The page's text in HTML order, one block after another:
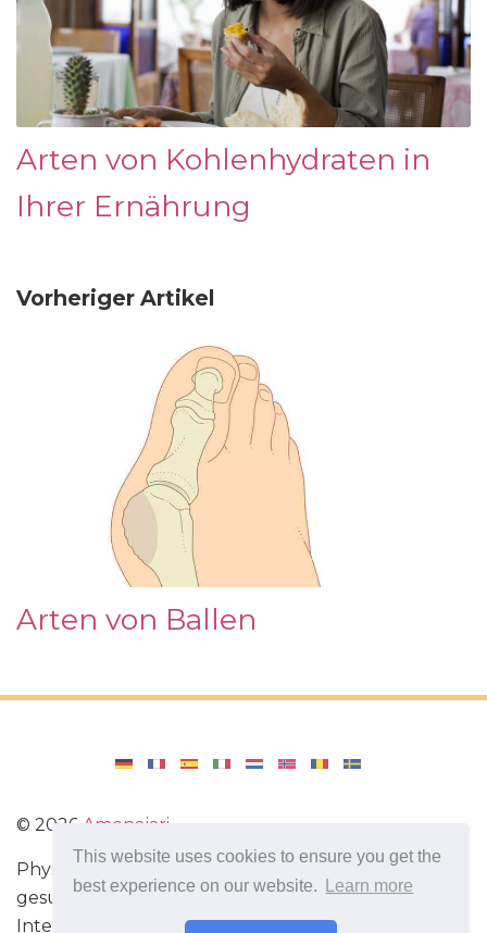
This website uses cookies to ensure you get the
best experience on our website.
Learn more
Arten von Kohlenhydraten in
Ihrer Ernährung
Vorheriger Artikel
Arten von Ballen
© 2026 Amenajari
Physische Übungen. Diäten und Rezepte für eine
gesunde Ernährung. Übungen für das Gehirn.
Interessante Fakten. Selbstentwicklung. Sei heute